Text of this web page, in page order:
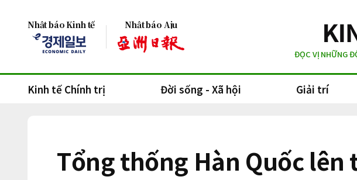
Nhật báo Kinh tế Nhật báo Aju
ĐỌC VỊ NHỮNG
Kinh tế Chính trị Đời sống - Xã hội Giải trí
Tổng thống Hàn Quốc